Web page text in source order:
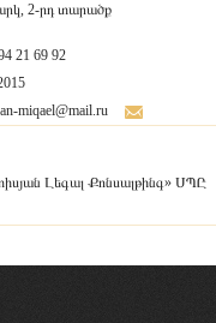
2-րդ տարածք
21 69 92
miqael@mail.ru
Լեգալ Քոնսալթինգ» ՍՊԸ